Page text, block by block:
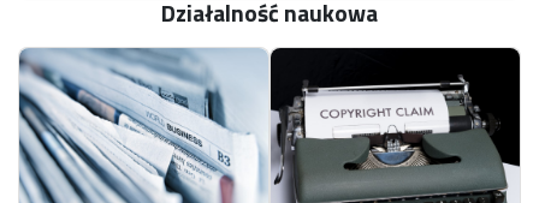
Działalność naukowa